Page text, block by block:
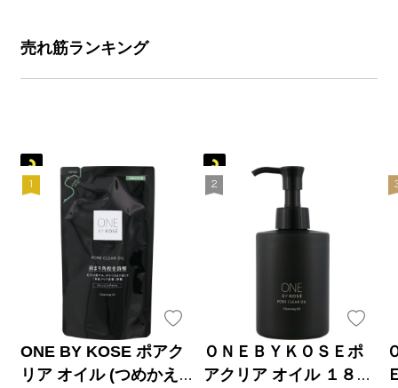
売れ筋ランキング
ONE BY KOSE ポアク
リア オイル (つめかえ
ＯＮＥＢＹＫＯＳＥポ
アクリア オイル １８０